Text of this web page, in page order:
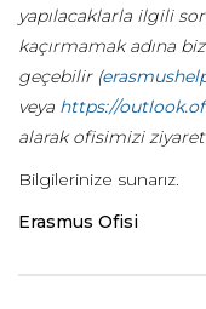
yapılacaklarla ilgili
kaçırmamak adına
geçebilir (
veya https://
alarak ofisimizi
Bilgilerinize sunarız.
Erasmus Ofisi